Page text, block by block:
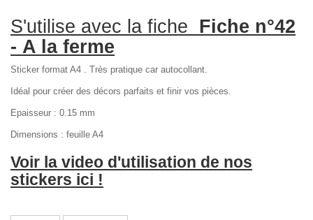
S'utilise avec la fiche Fiche n°42
- A la ferme
Sticker format A4 . Très pratique car autocollant.
Idéal pour créer des décors parfaits et finir vos pièces.
Epaisseur : 0.15 mm
Dimensions : feuille A4
Voir la video d'utilisation de nos
stickers ici !